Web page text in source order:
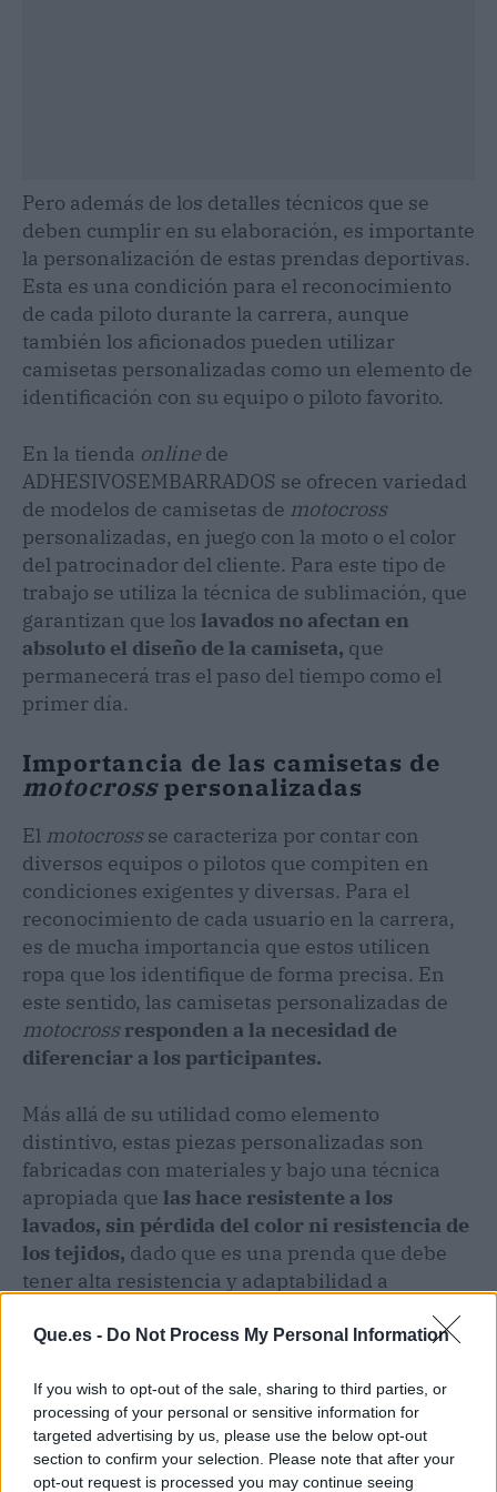
Que.es - Do Not Process My Personal Information
If you wish to opt-out of the sale, sharing to third parties, or
processing of your personal or sensitive information for
targeted advertising by us, please use the below opt-out
section to confirm your selection. Please note that after your
opt-out request is processed you may continue seeing
Pero además de los detalles técnicos que se
deben cumplir en su elaboración, es importante
la personalización de estas prendas deportivas.
Esta es una condición para el reconocimiento
de cada piloto durante la carrera, aunque
también los aficionados pueden utilizar
camisetas personalizadas como un elemento de
identificación con su equipo o piloto favorito.
En la tienda online de
ADHESIVOSEMBARRADOS se ofrecen variedad
de modelos de camisetas de motocross
personalizadas, en juego con la moto o el color
del patrocinador del cliente. Para este tipo de
trabajo se utiliza la técnica de sublimación, que
garantizan que los lavados no afectan en
absoluto el diseño de la camiseta, que
permanecerá tras el paso del tiempo como el
primer día.
Importancia de las camisetas de
motocrosspersonalizadas
El motocrossse caracteriza por contar con
diversos equipos o pilotos que compiten en
condiciones exigentes y diversas. Para el
reconocimiento de cada usuario en la carrera,
es de mucha importancia que estos utilicen
ropa que los identifique de forma precisa. En
este sentido, las camisetas personalizadas de
motocross responden a la necesidad de
diferenciar a los participantes.
Más allá de su utilidad como elemento
distintivo, estas piezas personalizadas son
fabricadas con materiales y bajo una técnica
apropiada que las hace resistente a los
lavados, sin pérdida del color ni resistencia de
los tejidos, dado que es una prenda que debe
tener alta resistencia y adaptabilidad a
incluso, manchas.
En ADHESIVOSEMBARRADOS cuentan con
amplia variedad de prediseños, para que el
cliente elija el modelo de su agrado para
personalizarlo de acuerdo a sus